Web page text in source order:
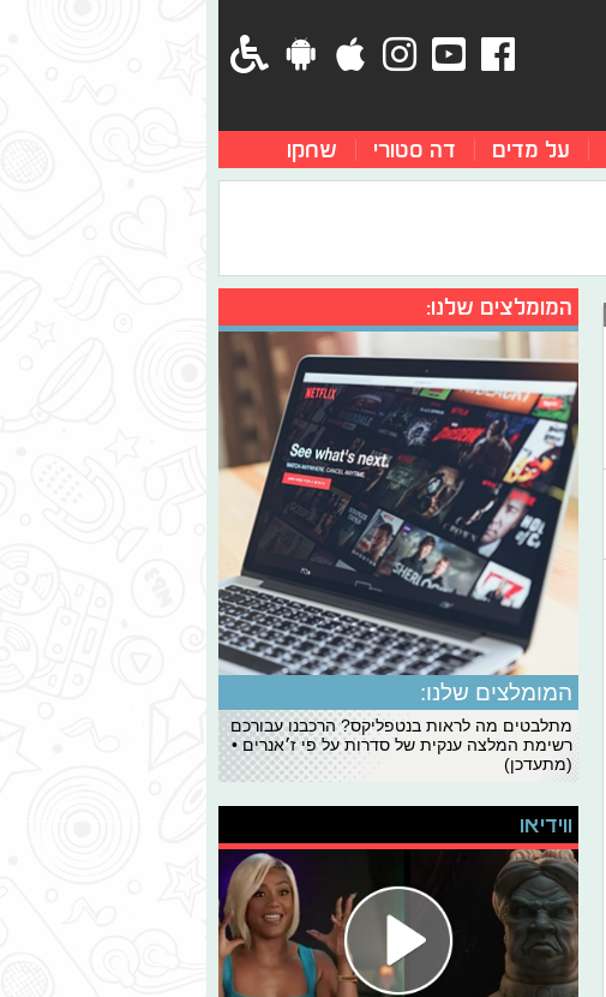
על מדים דה סטורי שחקו
המומלצים שלנו:
המומלצים שלנו:
מתלבטים מה לראות בנטפליקס? הרכבנו עבורכם
רשימת המלצה ענקית של סדרות על פי ז׳אנרים •
(מתעדכן)
ווידיאו